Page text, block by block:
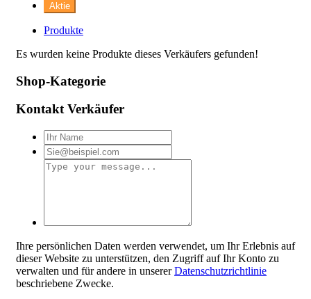
Aktie
Produkte
Es wurden keine Produkte dieses Verkäufers gefunden!
Shop-Kategorie
Kontakt Verkäufer
Ihre persönlichen Daten werden verwendet, um Ihr Erlebnis auf
dieser Website zu unterstützen, den Zugriff auf Ihr Konto zu
verwalten und für andere in unsererDatenschutzrichtlinie
beschriebene Zwecke.